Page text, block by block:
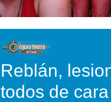
Reblán,
todos de